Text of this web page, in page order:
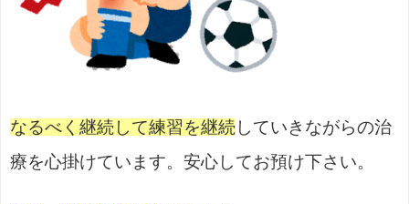
なるべく継続して練習を継続 していきながらの治
療を心掛けています。安心してお預け下さい。